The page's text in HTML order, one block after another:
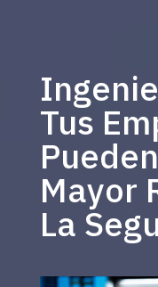
Tus
Mayor
La